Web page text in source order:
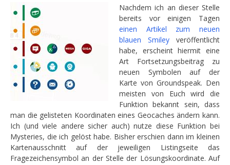
Nachdem ich an dieser Stelle
bereits vor einigen Tagen
einen Artikel zum neuen
blauen Smiley veröffentlicht
habe, erscheint hiermit eine
Art Fortsetzungsbeitrag zu
neuen Symbolen auf der
Karte von Groundspeak. Den
meisten von Euch wird die
Funktion bekannt sein, dass
man die gelisteten Koordinaten eines Geocaches ändern kann.
Ich (und viele andere sicher auch) nutze diese Funktion bei
Mysteries, die ich gelöst habe. Bisher erschien dann im kleinen
Kartenausschnitt auf der jeweiligen Listingseite das
Fragezeichensymbol an der Stelle der Lösungskoordinate. Auf